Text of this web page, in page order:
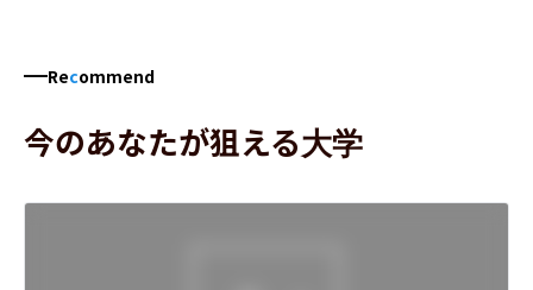
Recommend
今のあなたが狙える大学